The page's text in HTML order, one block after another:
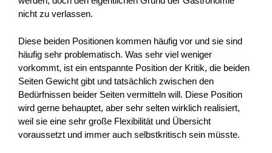
nicht zu verlassen.
Diese beiden Positionen kommen häufig vor und sie sind
häufig sehr problematisch. Was sehr viel weniger
vorkommt, ist ein entspannte Position der Kritik, die beiden
Seiten Gewicht gibt und tatsächlich zwischen den
Bedürfnissen beider Seiten vermitteln will. Diese Position
wird gerne behauptet, aber sehr selten wirklich realisiert,
weil sie eine sehr große Flexibilität und Übersicht
voraussetzt und immer auch selbstkritisch sein müsste.